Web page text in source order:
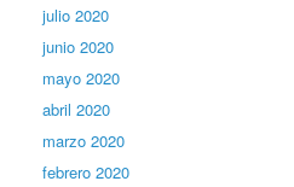
julio 2020
junio 2020
mayo 2020
abril 2020
marzo 2020
febrero 2020